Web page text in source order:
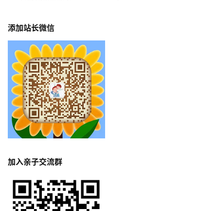
添加站长微信
加入亲子交流群